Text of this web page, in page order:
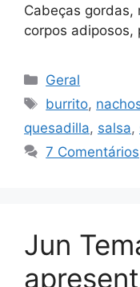
Cabeças gordas,
corpos adiposos,
Categorias
Geral
Tags
burrito,
quesadilla, salsa,
7 Comentários
Jun